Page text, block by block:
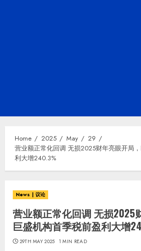
Home 2025 May
29
营业额正常化回调 无损2025财年亮眼开局
利大增240.3%
News | 议论
营业额正常化回调 无损2025
巨盛机构首季税前盈利大增
29TH MAY 2025 1 MIN READ